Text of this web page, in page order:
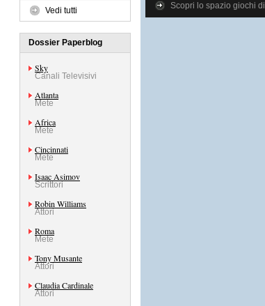
Vedi tutti
Dossier Paperblog
Sky
Canali Televisivi
Atlanta
Mete
Africa
Mete
Cincinnati
Mete
Isaac Asimov
Scrittori
Robin Williams
Attori
Roma
Mete
Tony Musante
Attori
Claudia Cardinale
Attori
Scopri lo spazio giochi di